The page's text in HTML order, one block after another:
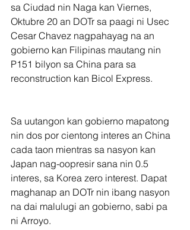
sa Ciudad nin Naga kan Viernes,
Oktubre 20 an DOTr sa paagi ni Usec
Cesar Chavez nagpahayag na an
gobierno kan Filipinas mautang nin
P151 bilyon sa China para sa
reconstruction kan Bicol Express.
Sa uutangon kan gobierno mapatong
nin dos por cientong interes an China
cada taon mientras sa nasyon kan
Japan nag-oopresir sana nin 0.5
interes, sa Korea zero interest. Dapat
maghanap an DOTr nin ibang nasyon
na dai malulugi an gobierno, sabi pa
ni Arroyo.